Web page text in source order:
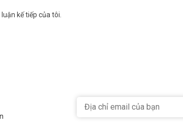
kế tiếp của tôi.